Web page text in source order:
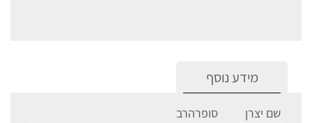
מידע נוסף
שם יצרן סופרהרב